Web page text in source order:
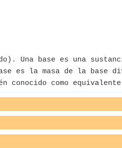
Una base es una
es la masa de la base
conocido como